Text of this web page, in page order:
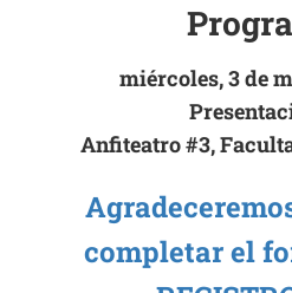
miércoles, 3 de
Anfiteatro #3,
completar el